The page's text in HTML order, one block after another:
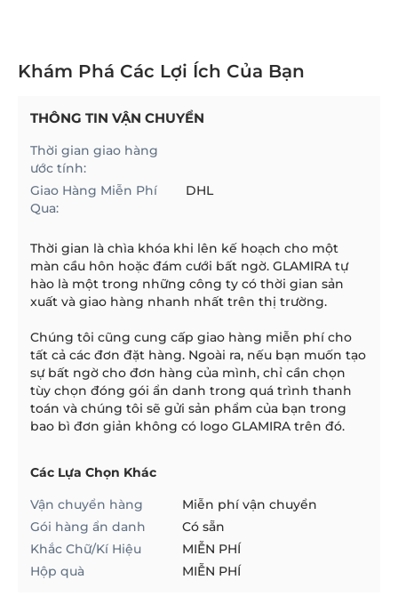
Khám Phá Các Lợi Ích Của Bạn
THÔNG TIN VẬN CHUYỂN
Thời gian giao hàng
ước tính:
Giao Hàng Miễn Phí
Qua:
DHL
Thời gian là chìa khóa khi lên kế hoạch cho một
màn cầu hôn hoặc đám cưới bất ngờ. GLAMIRA tự
hào là một trong những công ty có thời gian sản
xuất và giao hàng nhanh nhất trên thị trường.
Chúng tôi cũng cung cấp giao hàng miễn phí cho
tất cả các đơn đặt hàng. Ngoài ra, nếu bạn muốn tạo
sự bất ngờ cho đơn hàng của mình, chỉ cần chọn
tùy chọn đóng gói ẩn danh trong quá trình thanh
toán và chúng tôi sẽ gửi sản phẩm của bạn trong
bao bì đơn giản không có logo GLAMIRA trên đó.
Các Lựa Chọn Khác
Vận chuyển hàng
Miễn phí vận chuyển
Gói hàng ẩn danh
Có sẵn
Khắc Chữ/Kí Hiệu
MIỄN PHÍ
Hộp quà
MIỄN PHÍ